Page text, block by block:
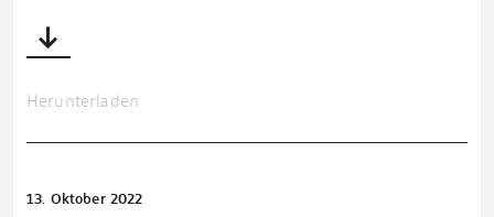
Herunterladen
13. Oktober 2022